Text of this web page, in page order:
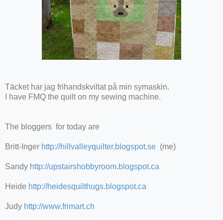
Täcket har jag frihandskviltat på min symaskin.
I have FMQ the quilt on my sewing machine.
The bloggers for today are
Britt-Inger http://hillvalleyquilter.blogspot.se (me)
Sandy http://upstairshobbyroom.blogspot.ca
Heide http://heidesquilthugs.blogspot.ca
Judy http://www.frimart.ch